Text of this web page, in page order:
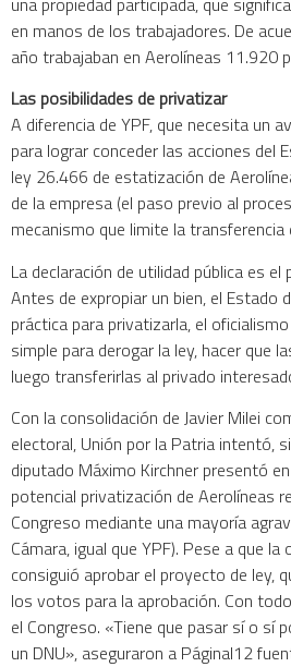
en manos de los trabajadores. De
año trabajaban en Aerolíneas 11.920
Las posibilidades de privatizar
A diferencia de YPF, que necesita un
para lograr conceder las acciones del
ley 26.466 de estatización de
de la empresa (el paso previo al
mecanismo que limite la transferencia
La declaración de utilidad pública es
Antes de expropiar un bien, el Estado
práctica para privatizarla, el
simple para derogar la ley, hacer que
luego transferirlas al privado
Con la consolidación de Javier Milei
electoral, Unión por la Patria intentó,
diputado Máximo Kirchner presentó
potencial privatización de Aerolíneas
Congreso mediante una mayoría
Cámara, igual que YPF). Pese a que
consiguió aprobar el proyecto de ley,
los votos para la aprobación. Con
el Congreso. «Tiene que pasar sí o sí
un DNU», aseguraron a PáginaI12